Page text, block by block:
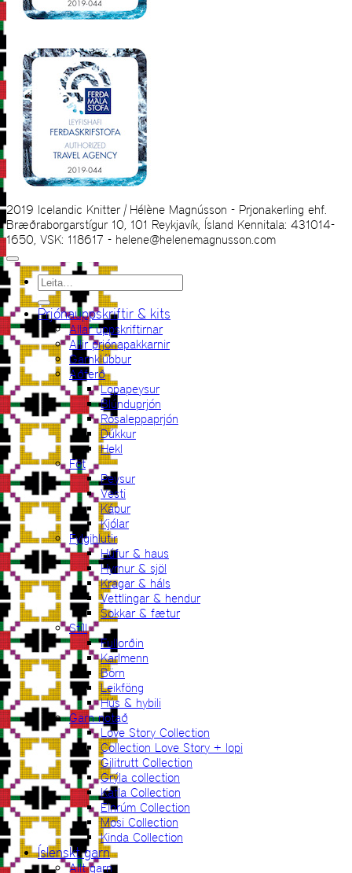
2019 Icelandic Knitter | Hélène Magnússon - Prjonakerling ehf.
Bræðraborgarstígur 10, 101 Reykjavík, Ísland Kennitala: 431014-
1650, VSK: 118617 - helene@helenemagnusson.com
Leita
eftir:
Prjónauppskriftir & kits
Allar uppskriftirnar
Allir prjónapakkarnir
Garnklúbbur
Aðferð
Lopapeysur
Blúnduprjón
Rósaleppaprjón
Dúkkur
Hekl
Föt
Peysur
Vesti
Kápur
Kjólar
Fylgihlutir
Húfur & haus
Hyrnur & sjöl
Kragar & háls
Vettlingar & hendur
Sokkar & fætur
Stíll
Fullorðin
Karlmenn
Börn
Leikföng
Hús & hybili
Garn notað
Love Story Collection
Collection Love Story + lopi
Gilitrutt Collection
Grýla collection
Katla Collection
Einrúm Collection
Mosi Collection
Kinda Collection
Íslenskt garn
Allt garn